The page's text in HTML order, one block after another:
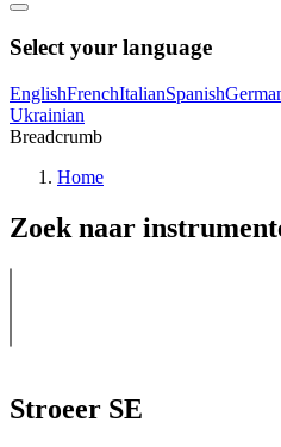
Select your language
EnglishFrenchItalianSpanish
Ukrainian
Breadcrumb
Home
Zoek naar
Stroeer SE